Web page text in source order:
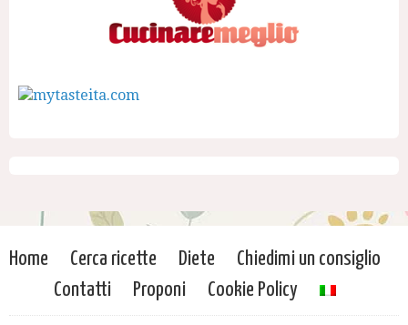
Home Cerca ricette Diete
Chiedimi un consiglio
Contatti
Proponi Cookie Policy